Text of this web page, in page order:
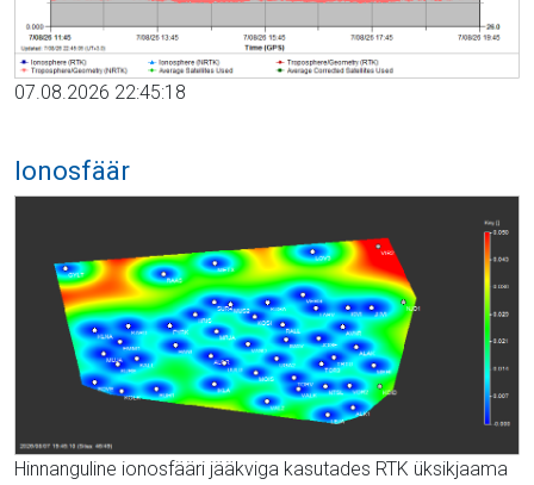
07.08.2026 22:45:18
Ionosfäär
Hinnanguline ionosfääri jääkviga kasutades RTK üksikjaama